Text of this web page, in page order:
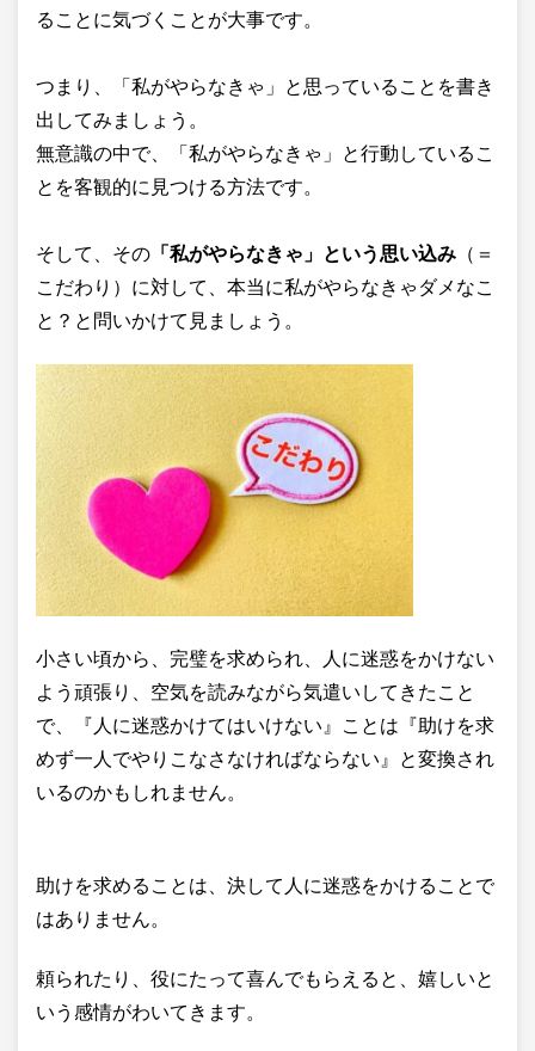
ることに気づくことが大事です。
つまり、「私がやらなきゃ」と思っていることを書き
出してみましょう。
無意識の中で、「私がやらなきゃ」と行動しているこ
とを客観的に見つける方法です。
そして、その 「私がやらなきゃ」という思い込み （＝
こだわり）に対して、本当に私がやらなきゃダメなこ
と？と問いかけて見ましょう。
小さい頃から、完璧を求められ、人に迷惑をかけない
よう頑張り、空気を読みながら気遣いしてきたこと
で、『人に迷惑かけてはいけない』ことは『助けを求
めず一人でやりこなさなければならない』と変換され
いるのかもしれません。
助けを求めることは、決して人に迷惑をかけることで
はありません。
頼られたり、役にたって喜んでもらえると、嬉しいと
いう感情がわいてきます。